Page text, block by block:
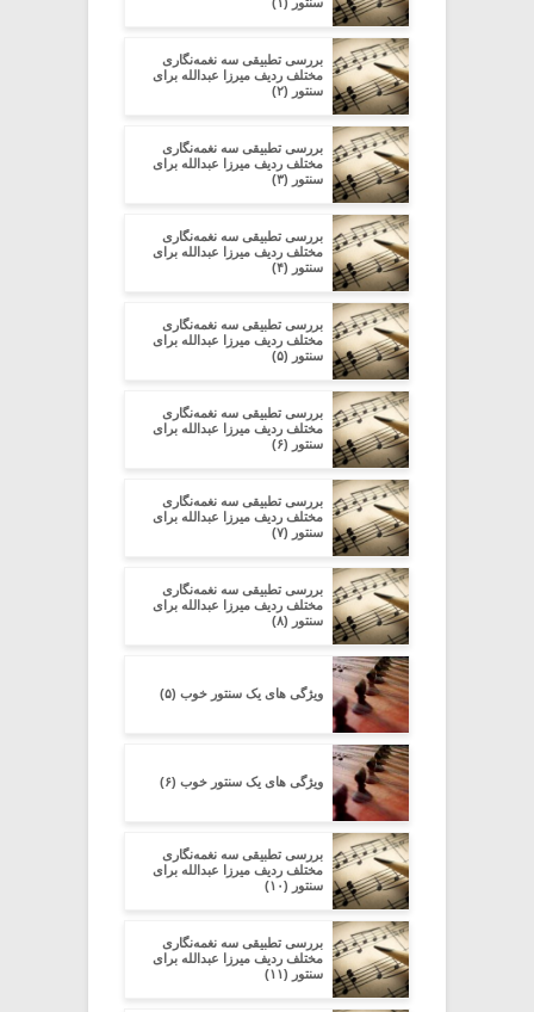
بررسی تطبیقی سه نغمه‌نگاری
مختلف ردیف میرزا عبدالله برای
سنتور (۲)
بررسی تطبیقی سه نغمه‌نگاری
مختلف ردیف میرزا عبدالله برای
سنتور (۳)
بررسی تطبیقی سه نغمه‌نگاری
مختلف ردیف میرزا عبدالله برای
سنتور (۴)
بررسی تطبیقی سه نغمه‌نگاری
مختلف ردیف میرزا عبدالله برای
سنتور (۵)
بررسی تطبیقی سه نغمه‌نگاری
مختلف ردیف میرزا عبدالله برای
سنتور (۶)
بررسی تطبیقی سه نغمه‌نگاری
مختلف ردیف میرزا عبدالله برای
سنتور (۷)
بررسی تطبیقی سه نغمه‌نگاری
مختلف ردیف میرزا عبدالله برای
سنتور (۸)
ویژگی های یک سنتور خوب (۵)
ویژگی های یک سنتور خوب (۶)
بررسی تطبیقی سه نغمه‌نگاری
مختلف ردیف میرزا عبدالله برای
سنتور (۱۰)
بررسی تطبیقی سه نغمه‌نگاری
مختلف ردیف میرزا عبدالله برای
سنتور (۱۱)